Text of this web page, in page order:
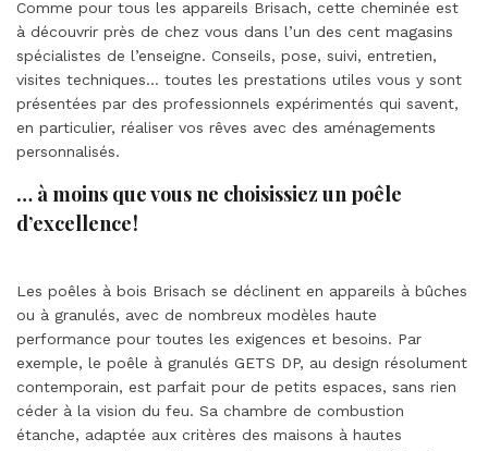
Comme pour tous les appareils Brisach, cette cheminée est
à découvrir près de chez vous dans l’un des cent magasins
spécialistes de l’enseigne. Conseils, pose, suivi, entretien,
visites techniques… toutes les prestations utiles vous y sont
présentées par des professionnels expérimentés qui savent,
en particulier, réaliser vos rêves avec des aménagements
personnalisés.
… à moins que vous ne choisissiez un poêle
d’excellence !
Les poêles à bois Brisach se déclinent en appareils à bûches
ou à granulés, avec de nombreux modèles haute
performance pour toutes les exigences et besoins. Par
exemple, le poêle à granulés GETS DP, au design résolument
contemporain, est parfait pour de petits espaces, sans rien
céder à la vision du feu. Sa chambre de combustion
étanche, adaptée aux critères des maisons à hautes